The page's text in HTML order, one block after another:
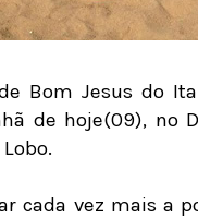
Bom Jesus do
de hoje(09), no
cada vez mais a